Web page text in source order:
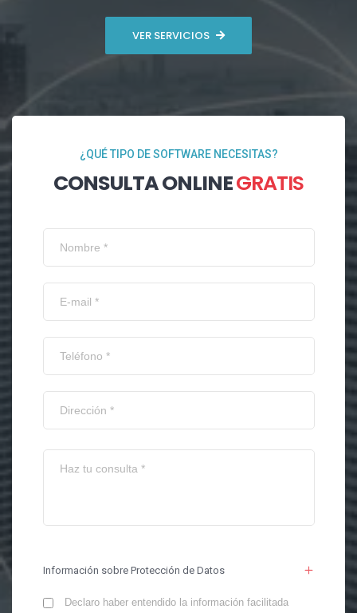
VER SERVICIOS
¿QUÉ TIPO DE SOFTWARE NECESITAS?
CONSULTA ONLINEGRATIS
Información sobre Protección de Datos
Declaro haber entendido la información facilitada